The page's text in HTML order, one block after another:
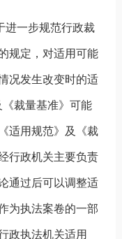
进一步规范行政裁
规定，对适用可能
况发生改变时的适
裁量基准》可能
适用规范》及《裁
行政机关主要负责
通过后可以调整适
为执法案卷的一部
政执法机关适用